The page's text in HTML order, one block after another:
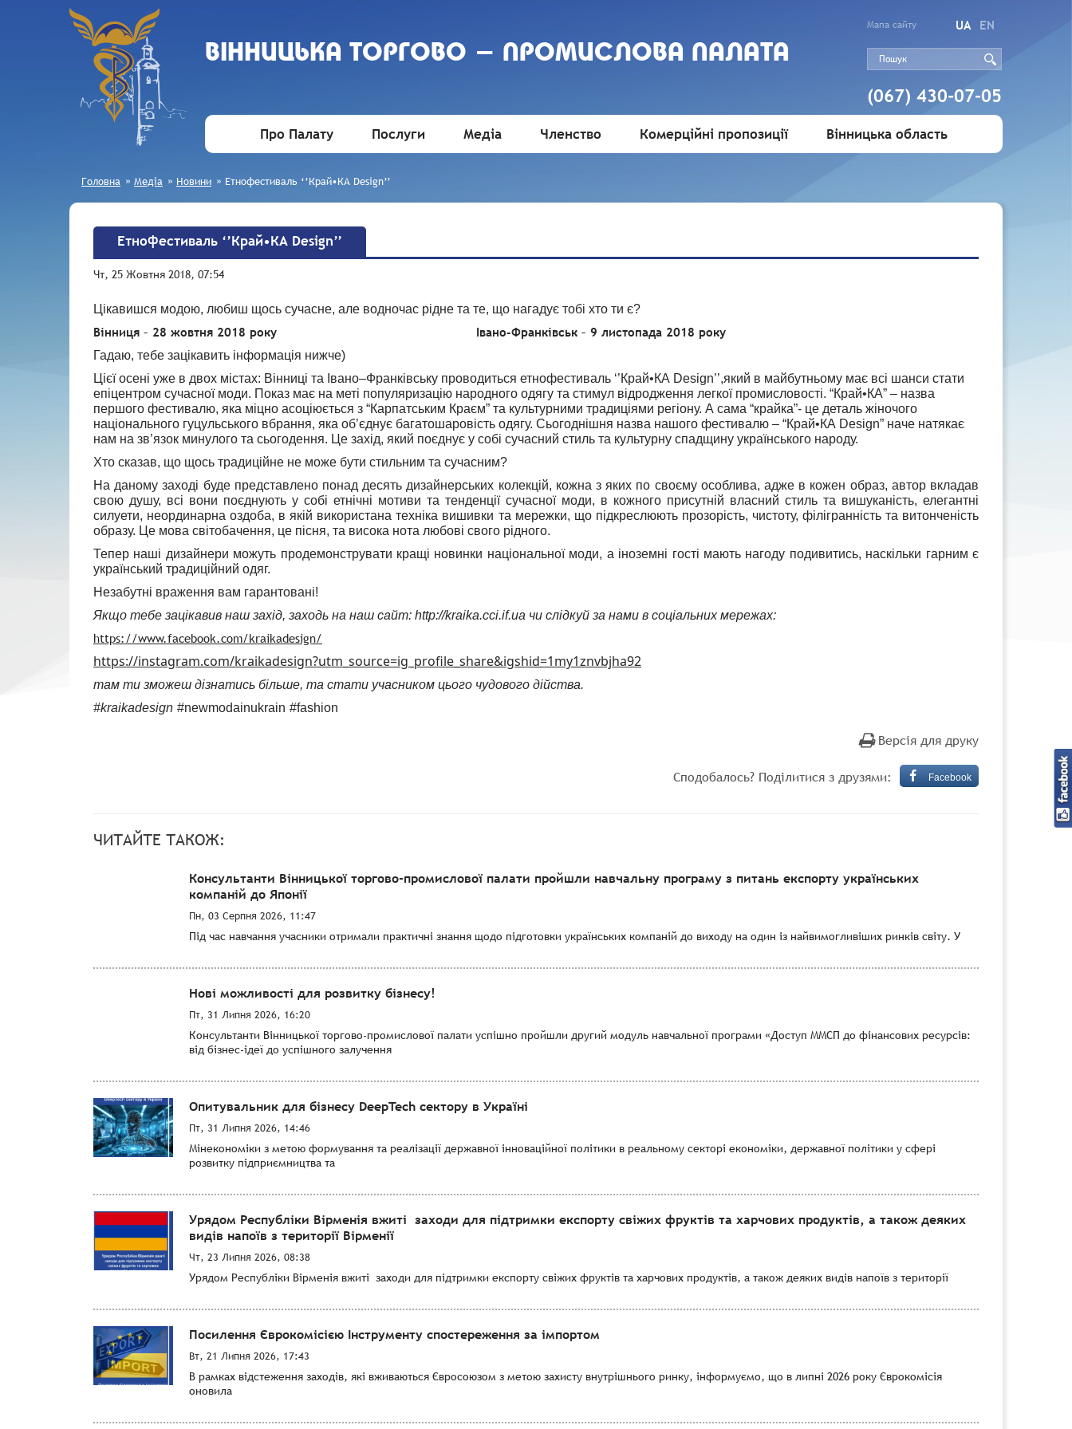
ВIННИЦЬКА ТОРГОВО - ПРОМИСЛОВА ПАЛАТА
Мапа сайту UA EN
(067) 430-07-05
Про Палату Послуги Медіа Членство Комерційні пропозиції Вінницька область
Головна » Медіа » Новини » Етнофестиваль ‘’Край•КА Design’’
Етнофестиваль ‘’Край•КА Design’’
Чт, 25 Жовтня 2018, 07:54
Цікавишся модою, любиш щось сучасне, але водночас рідне та те, що нагадує тобі хто ти є?
Вінниця – 28 жовтня 2018 року Івано-Франківськ – 9 листопада 2018 року
Гадаю, тебе зацікавить інформація нижче)
Цієї осені уже в двох містах: Вінниці та Івано–Франківську проводиться етнофестиваль ‘’Край•КА Design’’,який в майбутньому має всі шанси стати
епіцентром сучасної моди. Показ має на меті популяризацію народного одягу та стимул відродження легкої промисловості. “Край•КА” – назва
першого фестивалю, яка міцно асоціюється з “Карпатським Краєм” та культурними традиціями регіону. А сама “крайка”- це деталь жіночого
національного гуцульського вбрання, яка об’єднує багатошаровість одягу. Сьогоднішня назва нашого фестивалю – “Край•КА Design” наче натякає
нам на зв’язок минулого та сьогодення. Це захід, який поєднує у собі сучасний стиль та культурну спадщину українського народу.
Хто сказав, що щось традиційне не може бути стильним та сучасним?
На даному заході буде представлено понад десять дизайнерських колекцій, кожна з яких по своєму особлива, адже в кожен образ, автор вкладав
свою душу, всі вони поєднують у собі етнічні мотиви та тенденції сучасної моди, в кожного присутній власний стиль та вишуканість, елегантні
силуети, неординарна оздоба, в якій використана техніка вишивки та мережки, що підкреслюють прозорість, чистоту, філігранність та витонченість
образу. Це мова світобачення, це пісня, та висока нота любові свого рідного.
Тепер наші дизайнери можуть продемонструвати кращі новинки національної моди, а іноземні гості мають нагоду подивитись, наскільки гарним є
український традиційний одяг.
Незабутні враження вам гарантовані!
Якщо тебе зацікавив наш захід, заходь на наш сайт: http://kraika.cci.if.ua чи слідкуй за нами в соціальних мережах:
https://www.facebook.com/kraikadesign/
https://instagram.com/kraikadesign?utm_source=ig_profile_share&igshid=1my1znvbjha92
там ти зможеш дізнатись більше, та стати учасником цього чудового дійства.
#kraikadesign #newmodainukrain #fashion
Версія для друку
Сподобалось? Поділитися з друзями: Facebook
ЧИТАЙТЕ ТАКОЖ:
Консультанти Вінницької торгово-промислової палати пройшли навчальну програму з питань експорту українських
компаній до Японії
Пн, 03 Серпня 2026, 11:47
Під час навчання учасники отримали практичні знання щодо підготовки українських компаній до виходу на один із найвимогливіших ринків світу. У
Нові можливості для розвитку бізнесу!
Пт, 31 Липня 2026, 16:20
Консультанти Вінницької торгово-промислової палати успішно пройшли другий модуль навчальної програми «Доступ ММСП до фінансових ресурсів:
від бізнес-ідеї до успішного залучення
Опитувальник для бізнесу DeepTech сектору в Україні
Пт, 31 Липня 2026, 14:46
Мінекономіки з метою формування та реалізації державної інноваційної політики в реальному секторі економіки, державної політики у сфері
розвитку підприємництва та
Урядом Республіки Вірменія вжиті заходи для підтримки експорту свіжих фруктів та харчових продуктів, а також деяких
видів напоїв з території Вірменії
Чт, 23 Липня 2026, 08:38
Урядом Республіки Вірменія вжиті заходи для підтримки експорту свіжих фруктів та харчових продуктів, а також деяких видів напоїв з території
Посилення Єврокомісією Інструменту спостереження за імпортом
Вт, 21 Липня 2026, 17:43
В рамках відстеження заходів, які вживаються Євросоюзом з метою захисту внутрішнього ринку, інформуємо, що в липні 2026 року Єврокомісія
оновила